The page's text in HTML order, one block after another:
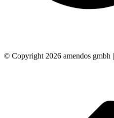
© Copyright 2026 amendos gmbh |